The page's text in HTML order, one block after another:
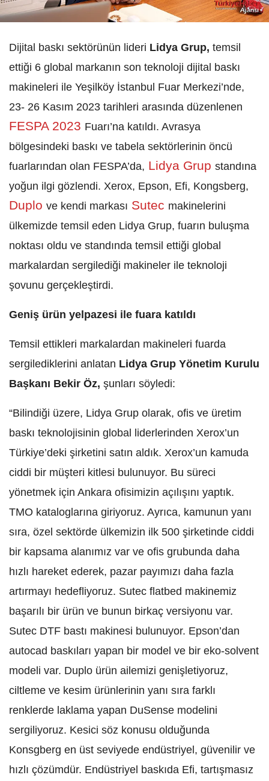
Dijital baskı sektörünün lideri Lidya Grup, temsil
ettiği 6 global markanın son teknoloji dijital baskı
makineleri ile Yeşilköy İstanbul Fuar Merkezi’nde,
23- 26 Kasım 2023 tarihleri arasında düzenlenen
FESPA 2023 Fuarı’na katıldı. Avrasya
bölgesindeki baskı ve tabela sektörlerinin öncü
fuarlarından olan FESPA’da, Lidya Grup standına
yoğun ilgi gözlendi. Xerox, Epson, Efi, Kongsberg,
Duplo ve kendi markası Sutec makinelerini
ülkemizde temsil eden Lidya Grup, fuarın buluşma
noktası oldu ve standında temsil ettiği global
markalardan sergilediği makineler ile teknoloji
şovunu gerçekleştirdi.
Geniş ürün yelpazesi ile fuara katıldı
Temsil ettikleri markalardan makineleri fuarda
sergilediklerini anlatan Lidya Grup Yönetim Kurulu
Başkanı Bekir Öz, şunları söyledi:
“Bilindiği üzere, Lidya Grup olarak, ofis ve üretim
baskı teknolojisinin global liderlerinden Xerox’un
Türkiye’deki şirketini satın aldık. Xerox’un kamuda
ciddi bir müşteri kitlesi bulunuyor. Bu süreci
yönetmek için Ankara ofisimizin açılışını yaptık.
TMO kataloglarına giriyoruz. Ayrıca, kamunun yanı
sıra, özel sektörde ülkemizin ilk 500 şirketinde ciddi
bir kapsama alanımız var ve ofis grubunda daha
hızlı hareket ederek, pazar payımızı daha fazla
artırmayı hedefliyoruz. Sutec flatbed makinemiz
başarılı bir ürün ve bunun birkaç versiyonu var.
Sutec DTF bastı makinesi bulunuyor. Epson’dan
autocad baskıları yapan bir model ve bir eko-solvent
modeli var. Duplo ürün ailemizi genişletiyoruz,
ciltleme ve kesim ürünlerinin yanı sıra farklı
renklerde laklama yapan DuSense modelini
sergiliyoruz. Kesici söz konusu olduğunda
Konsgberg en üst seviyede endüstriyel, güvenilir ve
hızlı çözümdür. Endüstriyel baskıda Efi, tartışmasız